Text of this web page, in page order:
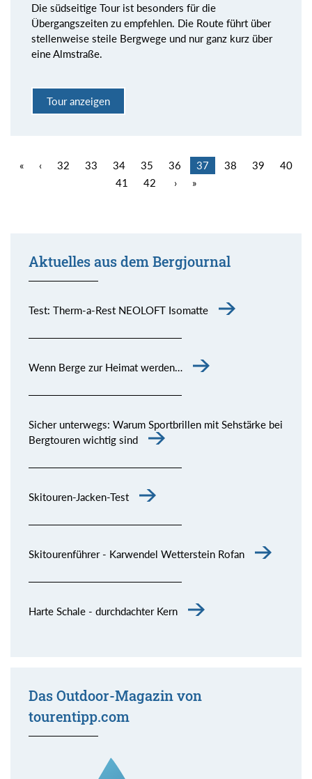
Die südseitige Tour ist besonders für die
Übergangszeiten zu empfehlen. Die Route führt über
stellenweise steile Bergwege und nur ganz kurz über
eine Almstraße.
Tour anzeigen
« ‹ 32 33 34 35 36 37 38 39
40
41
42 › »
Aktuelles aus dem Bergjournal
Test: Therm-a-Rest NEOLOFT Isomatte
Wenn Berge zur Heimat werden…
Sicher unterwegs: Warum Sportbrillen mit Sehstärke bei
Bergtouren wichtig sind
Skitouren-Jacken-Test
Skitourenführer - Karwendel Wetterstein Rofan
Harte Schale - durchdachter Kern
Das Outdoor-Magazin von
tourentipp.com